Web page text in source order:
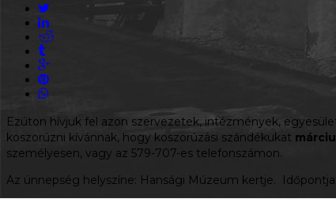
Ezúton hívjuk fel azon szervezetek, intézmények,
koszorúzni kívánnak, hogy koszorúzási szándékukat
személyesen, vagy az 579-707-es telefonszámon.
Az ünnepség helyszíne: Hansági Múzeum kertje. Időpontja: